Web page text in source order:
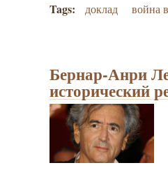
Tags: доклад война
Бернар-Анри
исторический